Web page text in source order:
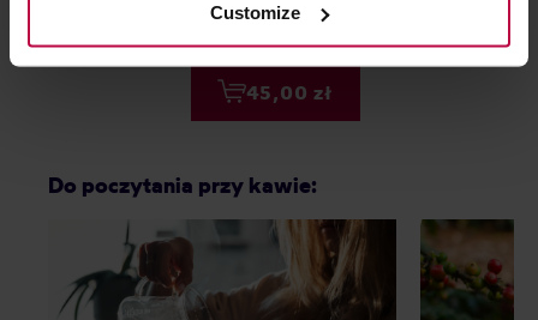
activities of the controller and authorized entities. More
information about cookies and the personal data
processing, including your rights, can be found in the
Customize
45,00 zł
Do poczytania przy kawie: